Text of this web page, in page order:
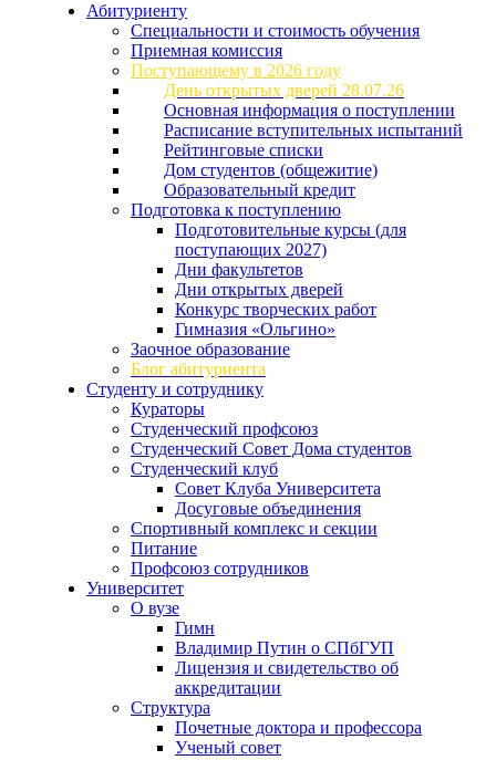
Абитуриенту
Специальности и стоимость обучения
Приемная комиссия
Поступающему в 2026 году
День открытых дверей 28.07.26
Основная информация о поступлении
Расписание вступительных испытаний
Рейтинговые списки
Дом студентов (общежитие)
Образовательный кредит
Подготовка к поступлению
Подготовительные курсы (для
поступающих 2027)
Дни факультетов
Дни открытых дверей
Конкурс творческих работ
Гимназия «Ольгино»
Заочное образование
Блог абитуриента
Студенту и сотруднику
Кураторы
Студенческий профсоюз
Студенческий Совет Дома студентов
Студенческий клуб
Совет Клуба Университета
Досуговые объединения
Спортивный комплекс и секции
Питание
Профсоюз сотрудников
Университет
О вузе
Гимн
Владимир Путин о СПбГУП
Лицензия и свидетельство об
аккредитации
Структура
Почетные доктора и профессора
Ученый совет